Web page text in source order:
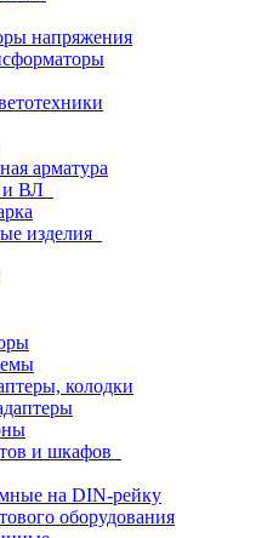
напряжения
арматура
и ВЛ
изделия
колодки
и шкафов
на DIN-рейку
оборудования